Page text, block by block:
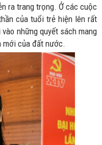
ra trang trọng. Ở các cuộc
của tuổi trẻ hiện lên rất
những quyết sách mang
mới của đất nước.